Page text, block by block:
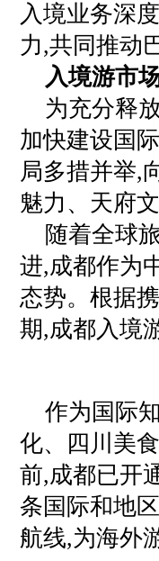
入境业务深
力,共同推动
入境游市
为充分释
加快建设国
局多措并举,
魅力、天府
随着全球
进,成都作为
态势。根据
期,成都入境
作为国际
化、四川美
前,成都已开
条国际和地
航线,为海外